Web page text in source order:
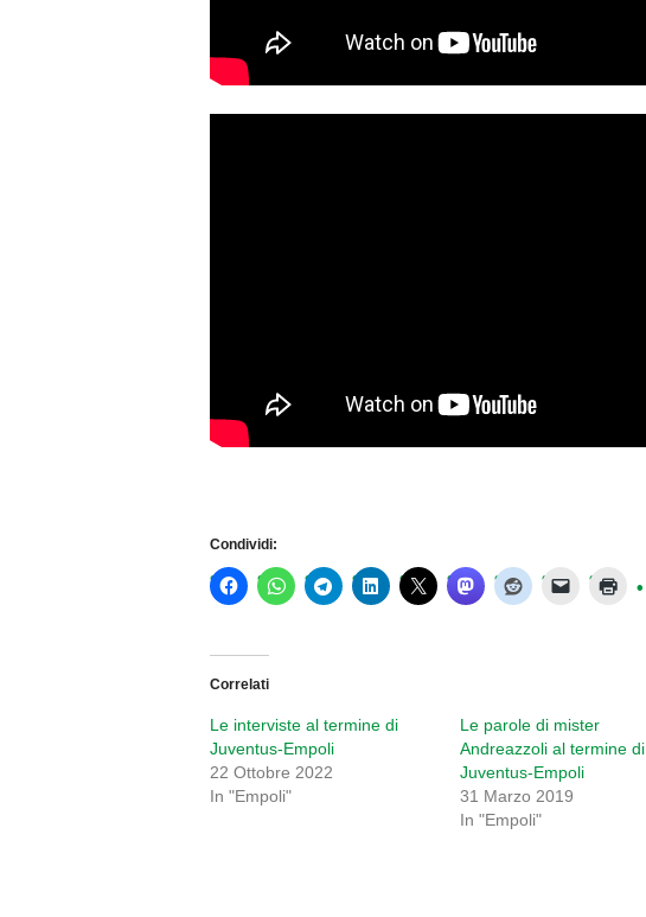
Condividi:
Correlati
Le interviste al termine di
Juventus-Empoli
22 Ottobre 2022
In "Empoli"
Le parole di mister
Andreazzoli al termine di
Juventus-Empoli
31 Marzo 2019
In "Empoli"